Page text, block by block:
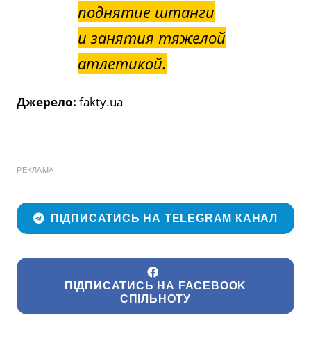
поднятие штанги
и занятия тяжелой
атлетикой.
Джерело: fakty.ua
РЕКЛАМА
ПІДПИСАТИСЬ НА TELEGRAM КАНАЛ
ПІДПИСАТИСЬ НА FACEBOOK
СПІЛЬНОТУ